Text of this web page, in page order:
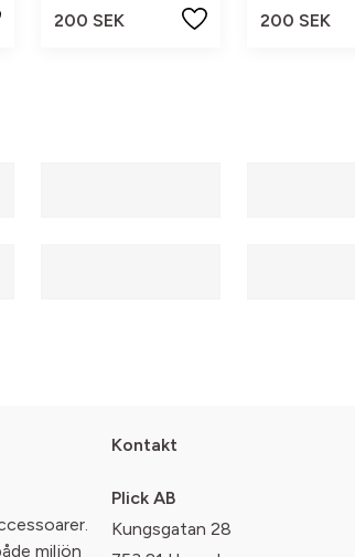
200 SEK
200 SEK
miljön
Kontakt
Plick AB
Kungsgatan 28